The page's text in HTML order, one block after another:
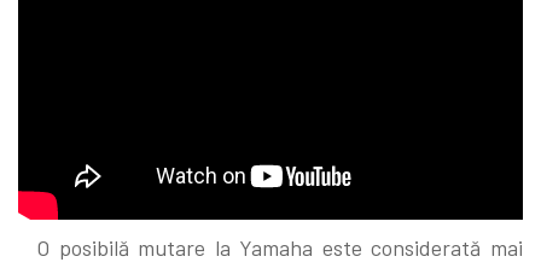
O posibilă mutare la Yamaha este considerată mai